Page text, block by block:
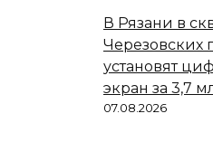
В Рязани в
Черезовских
установят
экран за 3,7
07.08.2026